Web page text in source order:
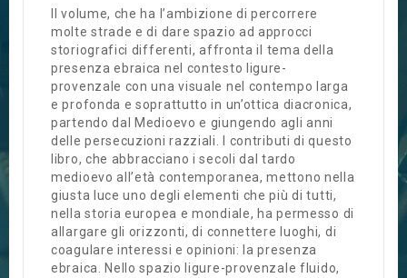
Il volume, che ha l’ambizione di percorrere
molte strade e di dare spazio ad approcci
storiografici differenti, affronta il tema della
presenza ebraica nel contesto ligure-
provenzale con una visuale nel contempo larga
e profonda e soprattutto in un’ottica diacronica,
partendo dal Medioevo e giungendo agli anni
delle persecuzioni razziali. I contributi di questo
libro, che abbracciano i secoli dal tardo
medioevo all’età contemporanea, mettono nella
giusta luce uno degli elementi che più di tutti,
nella storia europea e mondiale, ha permesso di
allargare gli orizzonti, di connettere luoghi, di
coagulare interessi e opinioni: la presenza
ebraica. Nello spazio ligure-provenzale fluido,